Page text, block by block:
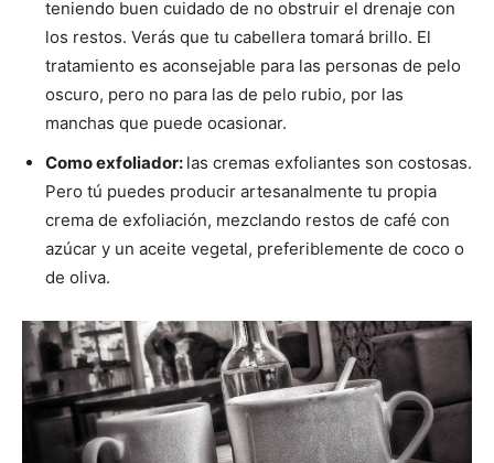
teniendo buen cuidado de no obstruir el drenaje con
los restos. Verás que tu cabellera tomará brillo. El
tratamiento es aconsejable para las personas de pelo
oscuro, pero no para las de pelo rubio, por las
manchas que puede ocasionar.
Como exfoliador: las cremas exfoliantes son costosas.
Pero tú puedes producir artesanalmente tu propia
crema de exfoliación, mezclando restos de café con
azúcar y un aceite vegetal, preferiblemente de coco o
de oliva.